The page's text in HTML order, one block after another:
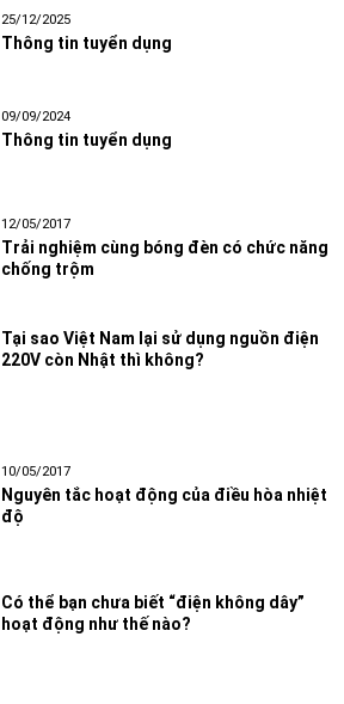
25/12/2025
Thông tin tuyển dụng
09/09/2024
Thông tin tuyển dụng
12/05/2017
Trải nghiệm cùng bóng đèn có chức năng
chống trộm
Tại sao Việt Nam lại sử dụng nguồn điện
220V còn Nhật thì không?
10/05/2017
Nguyên tắc hoạt động của điều hòa nhiệt
độ
Có thể bạn chưa biết “điện không dây”
hoạt động như thế nào?